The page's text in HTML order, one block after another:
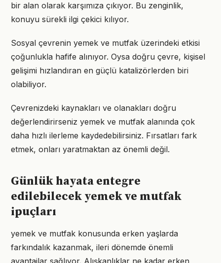
bir alan olarak karşımıza çıkıyor. Bu zenginlik,
konuyu sürekli ilgi çekici kılıyor.
Sosyal çevrenin yemek ve mutfak üzerindeki etkisi
çoğunlukla hafife alınıyor. Oysa doğru çevre, kişisel
gelişimi hızlandıran en güçlü katalizörlerden biri
olabiliyor.
Çevrenizdeki kaynakları ve olanakları doğru
değerlendirirseniz yemek ve mutfak alanında çok
daha hızlı ilerleme kaydedebilirsiniz. Fırsatları fark
etmek, onları yaratmaktan az önemli değil.
Günlük hayata entegre
edilebilecek yemek ve mutfak
ipuçları
yemek ve mutfak konusunda erken yaşlarda
farkındalık kazanmak, ileri dönemde önemli
avantajlar sağlıyor. Alışkanlıklar ne kadar erken